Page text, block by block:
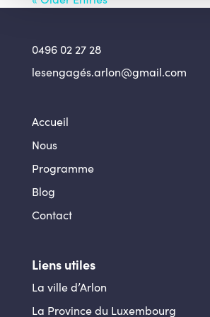
0496 02 27 28
lesengagés.arlon@gmail.com
Accueil
Nous
Programme
Blog
Contact
Liens utiles
La ville d’Arlon
La Province du Luxembourg